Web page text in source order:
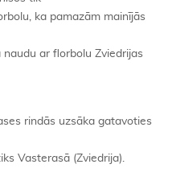
ka pamazām mainījās
naudu ar florbolu Zviedrijas
rindās uzsāka gatavoties
Vasterasā (Zviedrija).